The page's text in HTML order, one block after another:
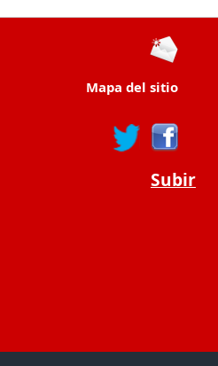
Mapa del sitio
Subir